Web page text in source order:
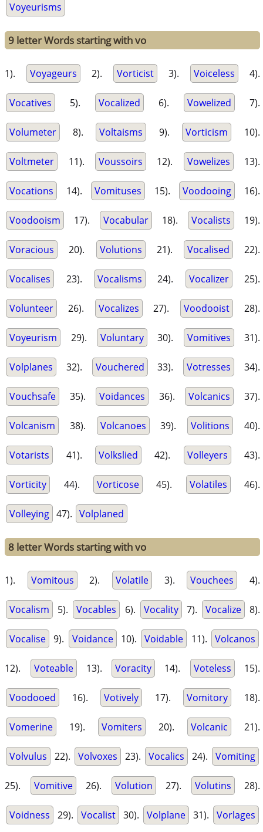
Voyeurisms
9 letter Words starting with vo
1). Voyageurs 2). Vorticist 3). Voiceless 4).
Vocatives 5). Vocalized 6). Vowelized 7).
Volumeter 8). Voltaisms 9). Vorticism 10).
Voltmeter 11). Voussoirs 12). Vowelizes 13).
Vocations 14). Vomituses 15). Voodooing 16).
Voodooism 17). Vocabular 18). Vocalists 19).
Voracious 20). Volutions 21). Vocalised 22).
Vocalises 23). Vocalisms 24). Vocalizer 25).
Volunteer 26). Vocalizes 27). Voodooist 28).
Voyeurism 29). Voluntary 30). Vomitives 31).
Volplanes 32). Vouchered 33). Votresses 34).
Vouchsafe 35). Voidances 36). Volcanics 37).
Volcanism 38). Volcanoes 39). Volitions 40).
Votarists 41). Volkslied 42). Volleyers 43).
Vorticity 44). Vorticose 45). Volatiles 46).
Volleying 47). Volplaned
8 letter Words starting with vo
1). Vomitous 2). Volatile 3). Vouchees 4).
Vocalism 5). Vocables 6). Vocality 7). Vocalize 8).
Vocalise 9). Voidance 10). Voidable 11). Volcanos
12). Voteable 13). Voracity 14). Voteless 15).
Voodooed 16). Votively 17). Vomitory 18).
Vomerine 19). Vomiters 20). Volcanic 21).
Volvulus 22). Volvoxes 23). Vocalics 24). Vomiting
25). Vomitive 26). Volution 27). Volutins 28).
Voidness 29). Vocalist 30). Volplane 31). Vorlages